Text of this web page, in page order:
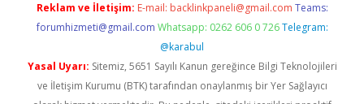
Reklam ve İletişim: E-mail: backlinkpaneli@gmail.com Teams:
forumhizmeti@gmail.com Whatsapp: 0262 606 0 726 Telegram:
@karabul
Yasal Uyarı: Sitemiz, 5651 Sayılı Kanun gereğince Bilgi Teknolojileri
ve İletişim Kurumu (BTK) tarafından onaylanmış bir Yer Sağlayıcı